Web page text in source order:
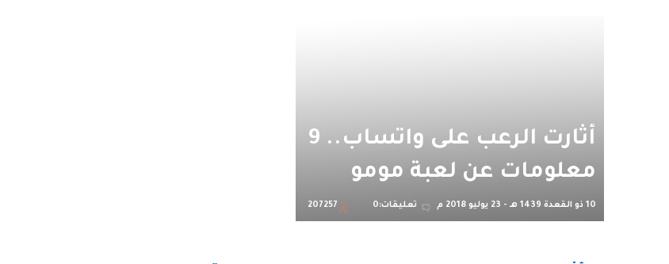
أثارت الرعب على واتساب.. 9
معلومات عن لعبة مومو
10 ذو القعدة 1439 هـ - 23 يوليو 2018 م تعليقات:0 207257